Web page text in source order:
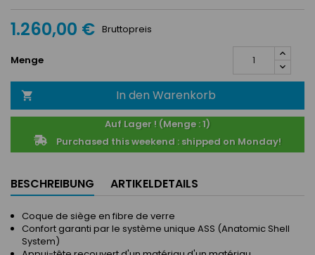
1.260,00 € Bruttopreis
Menge
 In den Warenkorb
Auf Lager ! (Menge : 1)
Purchased this weekend : shipped on Monday!
BESCHREIBUNG ARTIKELDETAILS
Coque de siège en fibre de verre
Confort garanti par le système unique ASS (Anatomic Shell
System)